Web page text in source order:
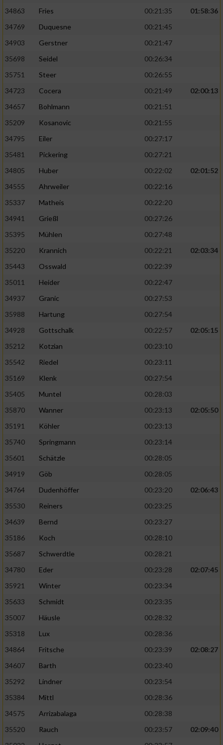
34863
Fries 00:21:35
01:58:36
34769
Duquesne
00:21:45
34903
Gerstner
00:21:47
35698
Seidel
00:26:34
35751
Steer
00:26:55
34723
Cocera 00:21:49
02:00:13
34657
Bohlmann
00:21:51
35209
Kosanovic
00:21:55
34795
Eiler
00:27:17
35481
Pickering
00:27:21
34805
Huber 00:22:02
02:01:52
34555
Ahrweiler
00:22:16
35337
Matheis
00:22:20
34941
Grießl
00:27:26
35395
Mühlen
00:27:48
35220
Krannich 00:22:21
02:03:34
35443
Osswald
00:22:39
35011
Heider
00:22:47
34937
Granic
00:27:53
35988
Hartung
00:27:54
34928
Gottschalk 00:22:57
02:05:15
35212
Kotzian
00:23:10
35542
Riedel
00:23:11
35169
Klenk
00:27:54
35405
Muntel
00:28:03
35870
Wanner 00:23:13
02:05:50
35191
Köhler
00:23:13
35740
Springmann
00:23:14
35601
Schätzle
00:28:05
34919
Göb
00:28:05
34764
Dudenhöffer 00:23:20
02:06:43
35530
Reiners
00:23:25
34639
Bernd
00:23:27
35186
Koch
00:28:10
35687
Schwerdtle
00:28:21
34780
Eder 00:23:28
02:07:45
35921
Winter
00:23:34
35633
Schmidt
00:23:35
35007
Häusle
00:28:32
35318
Lux
00:28:36
34864
Fritsche 00:23:39
02:08:27
34607
Barth
00:23:40
35292
Lindner
00:23:54
35384
Mittl
00:28:36
34575
Arrizabalaga
00:28:38
35520
Rauch 00:23:57
02:09:40